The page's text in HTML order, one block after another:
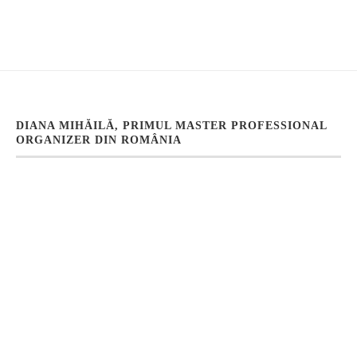
DIANA MIHĂILĂ, PRIMUL MASTER PROFESSIONAL
ORGANIZER DIN ROMÂNIA